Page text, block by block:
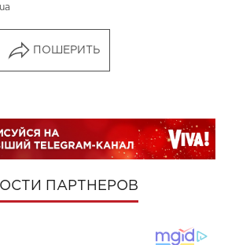
ПОШЕРИТЬ
ПАРТНЕРОВ